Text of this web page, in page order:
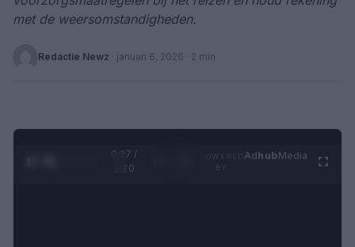
met de weersomstandigheden.
Redactie Newz · januari 6, 2026 · 2 min
0:28 /
1:20
AdhubMedia